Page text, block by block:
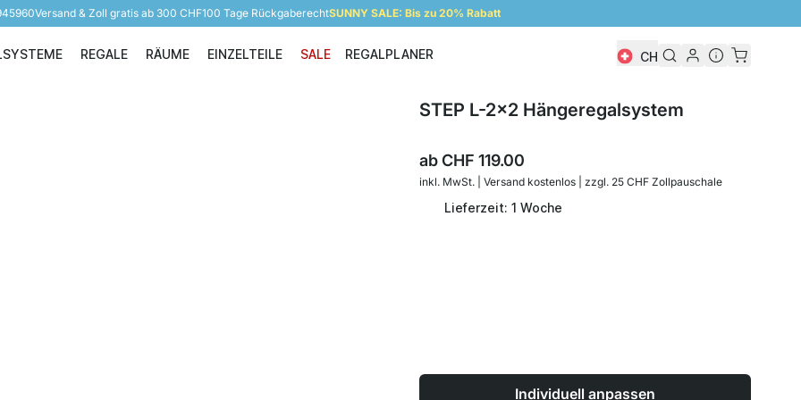
Versand & Zoll gratis ab 300 CHF100 Tage RückgaberechtSUNNY SALE: Bis zu 20% Rabatt
Regalsysteme
REGALE
Regale
RÄUME
Räume
EINZELTEILE
Einzelteile
SALE REGALPLANER CH
STEP L-2x2 Hängeregalsystem
abCHF 119.00
inkl. MwSt. | Versand kostenlos | zzgl. 25 CHF Zollpauschale
Lieferzeit: 1 Woche
Individuell anpassen